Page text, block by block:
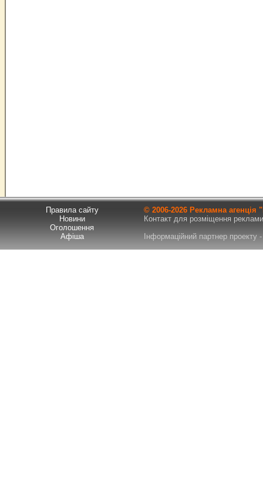
Правила сайту
Новини
Оголошення
Афіша
© 2006-2026 Рекламна
Контакт для розміщення
Інформаційний партнер проекту